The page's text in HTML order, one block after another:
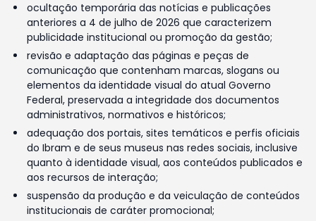
ocultação temporária das notícias e publicações
anteriores a 4 de julho de 2026 que caracterizem
publicidade institucional ou promoção da gestão;
revisão e adaptação das páginas e peças de
comunicação que contenham marcas, slogans ou
elementos da identidade visual do atual Governo
Federal, preservada a integridade dos documentos
administrativos, normativos e históricos;
adequação dos portais, sites temáticos e perfis oficiais
do Ibram e de seus museus nas redes sociais, inclusive
quanto à identidade visual, aos conteúdos publicados e
aos recursos de interação;
suspensão da produção e da veiculação de conteúdos
institucionais de caráter promocional;